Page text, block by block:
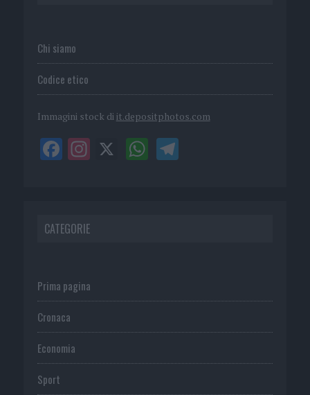
Chi siamo
Codice etico
Immagini stock di it.depositphotos.com
CATEGORIE
Prima pagina
Cronaca
Economia
Sport